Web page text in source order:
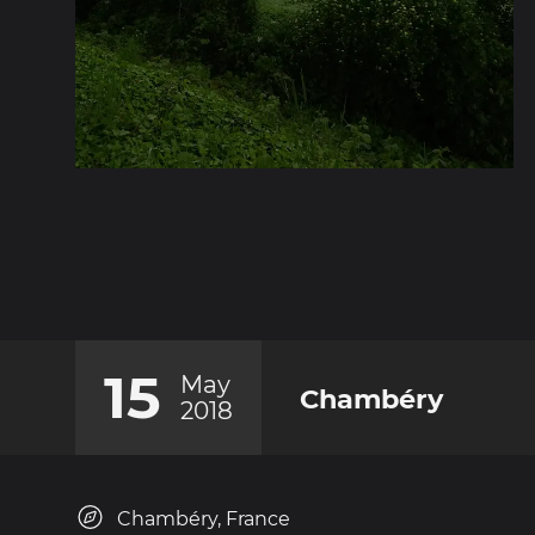
15
May
2018
Chambéry
Chambéry, France